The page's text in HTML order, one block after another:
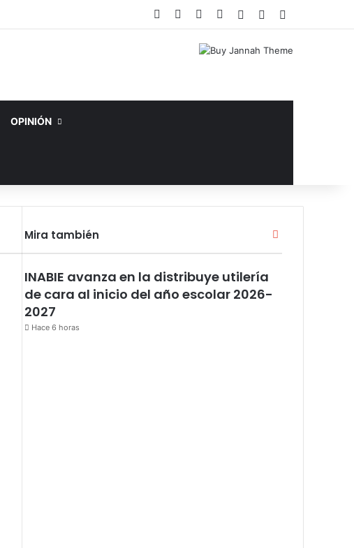
Facebook YouTubeInstagramAccesoPublicación al
OPINIÓN
Mira también Cerrar
INABIE avanza en la distribuye utilería
de cara al inicio del año escolar 2026-
2027
Hace 6 horas